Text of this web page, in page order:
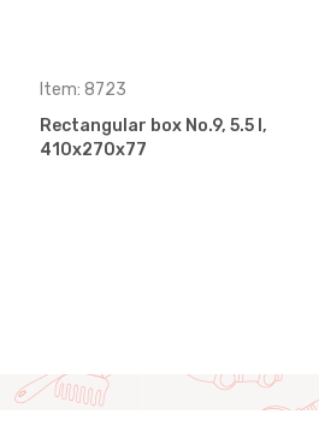
Item: 8723
Rectangular box No.9, 5.5 l,
410x270x77